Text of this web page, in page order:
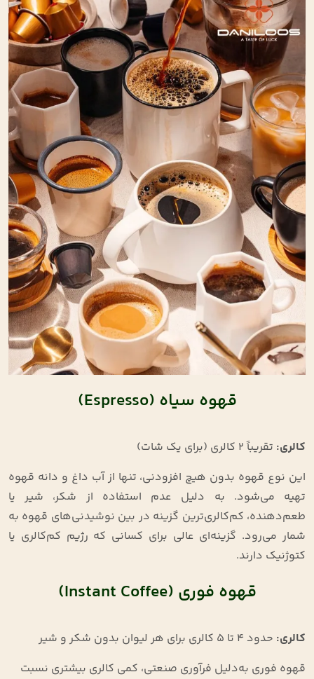
قهوه سیاه (Espresso)
کالری: تقریباً ۲ کالری (برای یک شات)
این نوع قهوه بدون هیچ افزودنی، تنها از آب داغ و دانه قهوه
تهیه می‌شود. به دلیل عدم استفاده از شکر، شیر یا
طعم‌دهنده، کم‌کالری‌ترین گزینه در بین نوشیدنی‌های قهوه به‌
شمار می‌رود. گزینه‌ای عالی برای کسانی‌ که رژیم کم‌کالری یا
کتوژنیک دارند.
قهوه فوری (Instant Coffee)
کالری: حدود ۴ تا ۵ کالری برای هر لیوان بدون شکر و شیر
قهوه فوری به‌دلیل فرآوری صنعتی، کمی کالری بیشتری نسبت